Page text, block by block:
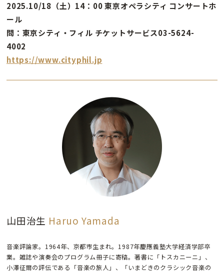
2025.10/18（土）14：00 東京オペラシティ コンサートホ
ール
問：東京シティ・フィル チケットサービス03-5624-
4002
https://www.cityphil.jp
山田治生 Haruo Yamada
音楽評論家。1964年、京都市生まれ。1987年慶應義塾大学経済学部卒
業。雑誌や演奏会のプログラム冊子に寄稿。著書に「トスカニーニ」、
小澤征爾の評伝である「音楽の旅人」、「いまどきのクラシック音楽の